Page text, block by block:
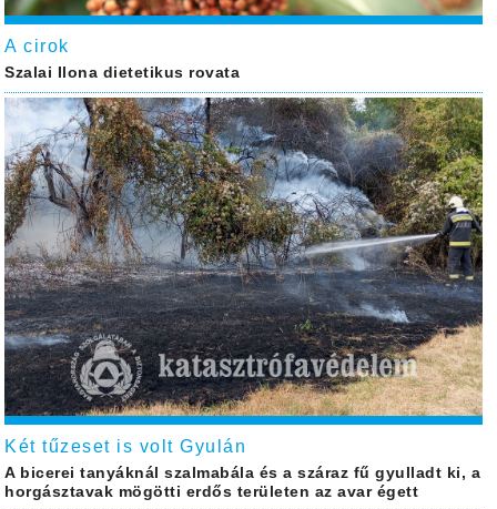
A cirok
Szalai Ilona dietetikus rovata
Két tűzeset is volt Gyulán
A bicerei tanyáknál szalmabála és a száraz fű gyulladt ki, a
horgásztavak mögötti erdős területen az avar égett